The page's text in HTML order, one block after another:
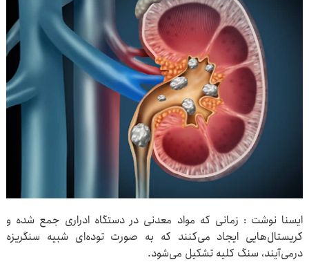
ایسنا نوشت : زمانی که مواد معدنی در دستگاه ادراری جمع شده و
کریستال‌هایی ایجاد می‌کنند که به‌ صورت توده‌ای شبیه سنگریزه
درمی‌آیند، سنگ کلیه تشکیل می‌شود.